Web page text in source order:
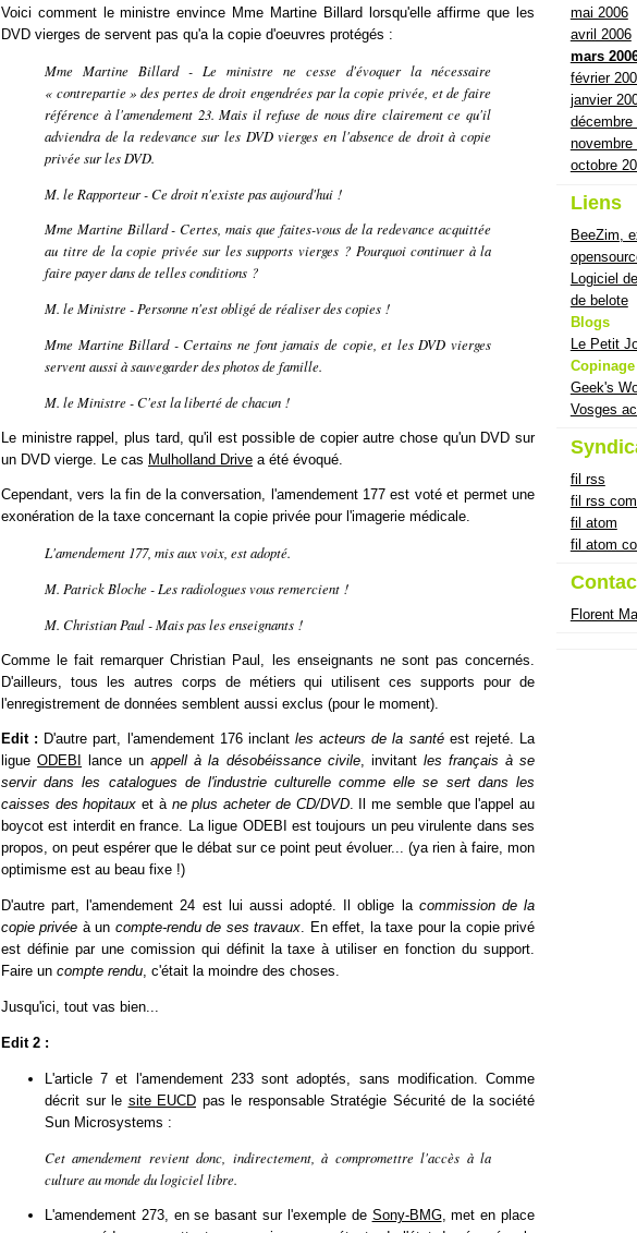
Voici comment le ministre envince Mme Martine Billard lorsqu'elle affirme que les
DVD vierges de servent pas qu'a la copie d'oeuvres protégés :
Mme Martine Billard - Le ministre ne cesse d'évoquer la nécessaire
« contrepartie » des pertes de droit engendrées par la copie privée, et de faire
référence à l'amendement 23. Mais il refuse de nous dire clairement ce qu'il
adviendra de la redevance sur les DVD vierges en l'absence de droit à copie
privée sur les DVD.
M. le Rapporteur - Ce droit n'existe pas aujourd'hui !
Mme Martine Billard - Certes, mais que faites-vous de la redevance acquittée
au titre de la copie privée sur les supports vierges ? Pourquoi continuer à la
faire payer dans de telles conditions ?
M. le Ministre - Personne n'est obligé de réaliser des copies !
Mme Martine Billard - Certains ne font jamais de copie, et les DVD vierges
servent aussi à sauvegarder des photos de famille.
M. le Ministre - C'est la liberté de chacun !
Le ministre rappel, plus tard, qu'il est possible de copier autre chose qu'un DVD sur
un DVD vierge. Le cas Mulholland Drive a été évoqué.
Cependant, vers la fin de la conversation, l'amendement 177 est voté et permet une
exonération de la taxe concernant la copie privée pour l'imagerie médicale.
L'amendement 177, mis aux voix, est adopté.
M. Patrick Bloche - Les radiologues vous remercient !
M. Christian Paul - Mais pas les enseignants !
Comme le fait remarquer Christian Paul, les enseignants ne sont pas concernés.
D'ailleurs, tous les autres corps de métiers qui utilisent ces supports pour de
l'enregistrement de données semblent aussi exclus (pour le moment).
Edit : D'autre part, l'amendement 176 inclantles acteurs de la santéest rejeté. La
ligueODEBI lance unappell à la désobéissance civile, invitant les français à se
servir dans les catalogues de l'industrie culturelle comme elle se sert dans les
caisses des hopitaux et à ne plus acheter de CD/DVD. Il me semble que l'appel au
boycot est interdit en france. La ligue ODEBI est toujours un peu virulente dans ses
propos, on peut espérer que le débat sur ce point peut évoluer... (ya rien à faire, mon
optimisme est au beau fixe !)
D'autre part, l'amendement 24 est lui aussi adopté. Il oblige la commission de la
copie privée à un compte-rendu de ses travaux. En effet, la taxe pour la copie privé
est définie par une comission qui définit la taxe à utiliser en fonction du support.
Faire un compte rendu, c'était la moindre des choses.
Jusqu'ici, tout vas bien...
Edit 2 :
L'article 7 et l'amendement 233 sont adoptés, sans modification. Comme
décrit sur le site EUCD pas le responsable Stratégie Sécurité de la société
Sun Microsystems :
Cet amendement revient donc, indirectement, à compromettre l'accès à la
culture au monde du logiciel libre.
L'amendement 273, en se basant sur l'exemple de Sony-BMG, met en place
mai 2006
avril 2006
mars
février
janvier
décembre
novembre
octobre
Liens
BeeZim,
Logiciel
de belote
Blogs
Le Petit
Copinage
Geek's
Vosges
fil rss
fil rss
fil atom
fil atom
Florent